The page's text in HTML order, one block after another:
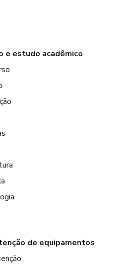
e estudo acadêmico
de equipamentos